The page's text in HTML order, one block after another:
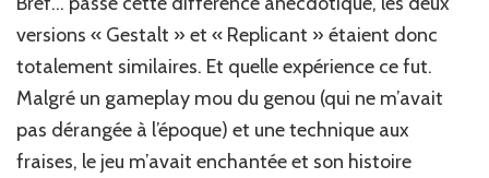
versions « Gestalt » et « Replicant » étaient donc
totalement similaires. Et quelle expérience ce fut.
Malgré un gameplay mou du genou (qui ne m’avait
pas dérangée à l’époque) et une technique aux
fraises, le jeu m’avait enchantée et son histoire